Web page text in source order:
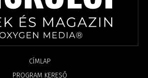
CÍMLAP
PROGRAM KERESŐ